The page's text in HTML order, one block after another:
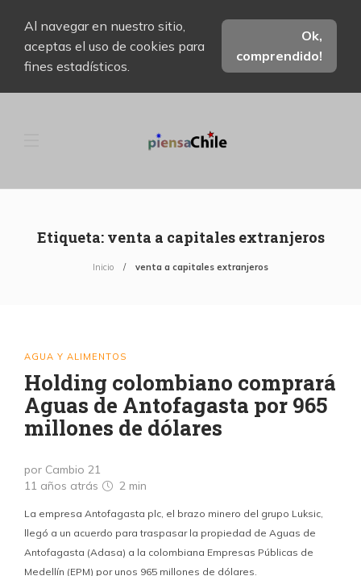
Al navegar en nuestro sitio,
aceptas el uso de cookies para
fines estadísticos.
Ok,
comprendido!
Etiqueta: venta a capitales extranjeros
Inicio venta a capitales extranjeros
AGUA Y ALIMENTOS
Holding colombiano comprará
Aguas de Antofagasta por 965
millones de dólares
por Cambio 21
11 años atrás
2 min
La empresa Antofagasta plc, el brazo minero del grupo Luksic,
llegó a un acuerdo para traspasar la propiedad de Aguas de
Antofagasta (Adasa) a la colombiana Empresas Públicas de
Medellín (EPM) por unos 965 millones de dólares.